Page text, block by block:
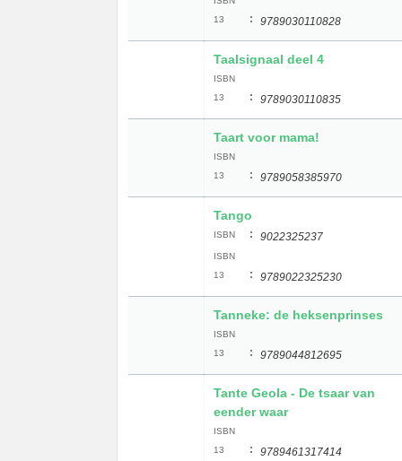
13
: 9789030110828
Taalsignaal deel 4
ISBN
13
: 9789030110835
Taart voor mama!
ISBN
13
: 9789058385970
Tango
ISBN : 9022325237
ISBN
13
: 9789022325230
Tanneke: de heksenprinses
ISBN
13
: 9789044812695
Tante Geola - De tsaar van
eender waar
ISBN
13
: 9789461317414